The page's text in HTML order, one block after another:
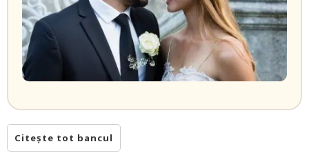
Citește tot bancul